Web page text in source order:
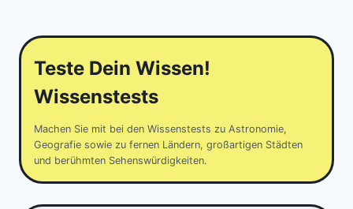
Teste Dein Wissen!
Wissenstests
Machen Sie mit bei den Wissenstests zu Astronomie,
Geografie sowie zu fernen Ländern, großartigen Städten
und berühmten Sehenswürdigkeiten.